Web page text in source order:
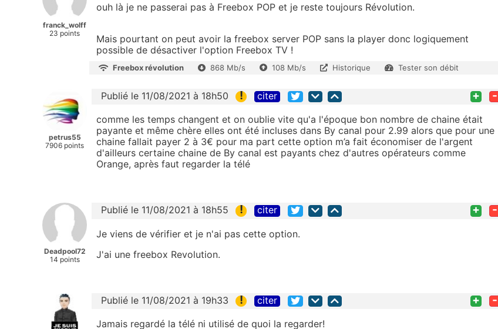
franck_wolff
23 points
ouh là je ne passerai pas à Freebox POP et je reste toujours Révolution.
Mais pourtant on peut avoir la freebox server POP sans la player donc logiquement
possible de désactiver l'option Freebox TV !
Freebox révolution 868 Mb/s 108 Mb/s Historique Tester son débit
petrus55
7906 points
Publié le 11/08/2021 à 18h50 ! citer + -
comme les temps changent et on oublie vite qu'a l'époque bon nombre de chaine était
payante et même chère elles ont été incluses dans By canal pour 2.99 alors que pour une
chaine fallait payer 2 à 3€ pour ma part cette option m’a fait économiser de l'argent
d'ailleurs certaine chaine de By canal est payants chez d'autres opérateurs comme
Orange, après faut regarder la télé
Deadpool72
14 points
Publié le 11/08/2021 à 18h55 ! citer + -
Je viens de vérifier et je n'ai pas cette option.
J'ai une freebox Revolution.
Publié le 11/08/2021 à 19h33 ! citer + -
Jamais regardé la télé ni utilisé de quoi la regarder!